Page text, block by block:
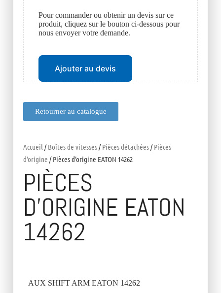
Retourner au catalogue
Accueil /Boîtes de vitesses/Pièces détachées/Pièces
d'origine / Pièces d’origine EATON 14262
PIÈCES
D’ORIGINE EATON
14262
AUX SHIFT ARM EATON 14262
Pour commander ou obtenir un devis sur ce
produit, cliquez sur le bouton ci-dessous pour
nous envoyer votre demande.
Ajouter au devis